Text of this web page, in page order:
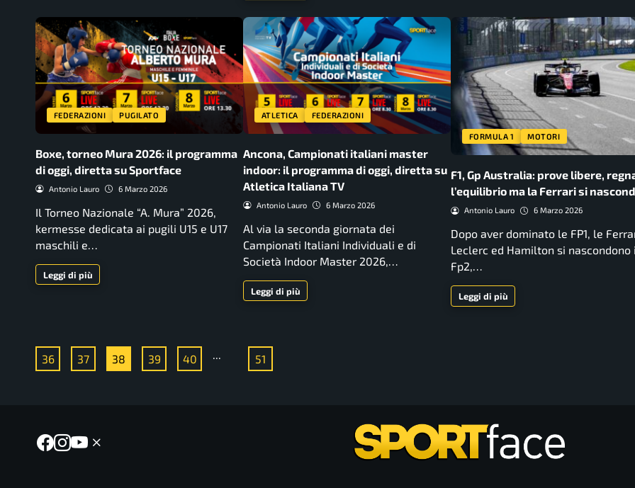
FEDERAZIONI PUGILATO
Boxe, torneo Mura 2026: il programma
di oggi, diretta su Sportface
Antonio Lauro 6 Marzo 2026
Il Torneo Nazionale “A. Mura” 2026,
kermesse dedicata ai pugili U15 e U17
maschili e…
Leggi di più
ATLETICA FEDERAZIONI
Ancona, Campionati italiani master
indoor: il programma di oggi, diretta su
Atletica Italiana TV
Antonio Lauro 6 Marzo 2026
Al via la seconda giornata dei
Campionati Italiani Individuali e di
Società Indoor Master 2026,…
Leggi di più
FORMULA 1 MOTORI
F1, Gp Australia: prove libere,
l’equilibrio ma la Ferrari si
Antonio Lauro 6 Marzo 2026
Dopo aver dominato le FP1, le
Leclerc ed Hamilton si nascondono
Fp2,…
Leggi di più
36 37 38 39 40 51